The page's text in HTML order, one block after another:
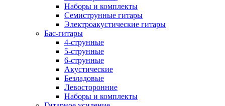
Наборы и комплекты
Семиструнные гитары
Электроакустические гитары
Бас-гитары
4-струнные
5-струнные
6-струнные
Акустические
Безладовые
Левосторонние
Наборы и комплекты